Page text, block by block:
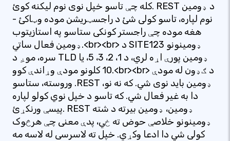
کله چې تاسو خپل نوی نوم لیکنه کوئ. REST د ډومین
نوم لپاره، تاسو کولی شئ د راجسټریشن موده وټاکئ -
هغه موده چې راجستر کونکی ستاسو په استازیتوب
ډومین فعال ساتي.<br><br> د SITE123 ډومینونو
سره، موږ د TLD ډومین پورې اړه لري، د 1، 2، 3، 5، یا
10 کلونو مودې وړاندې کوو.<br><br> د ګډون له مودې
وروسته، ستاسو .REST ډومین باید نوی شي. که نه نو،
دا به غیر فعال شي. که تاسو د خپل نوي کولو لپاره
پیسې ورنکړئ. REST ډومین، ډومین بیرته د شته
ډومینونو خلاصې حوض ته ځي، پدې معنی چې هرڅوک
کولی شي دا ادعا وکړي. خپل ته لاسرسی له لاسه مه